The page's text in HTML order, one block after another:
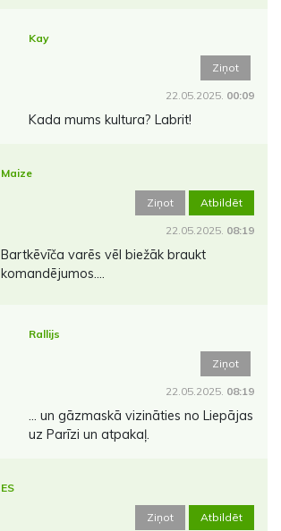
Kay
Ziņot
22.05.2025. 00:09
Kada mums kultura? Labrit!
Maize
Ziņot Atbildēt
22.05.2025. 08:19
Bartkēvīča varēs vēl biežāk braukt
komandējumos….
Rallijs
Ziņot
22.05.2025. 08:19
... un gāzmaskā vizināties no Liepājas
uz Parīzi un atpakaļ.
ES
Ziņot Atbildēt